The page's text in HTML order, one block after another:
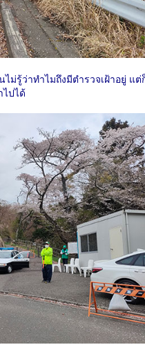
ม่รู้ว่าทำไมถึงมีตำรวจเฝ้าอยู่ แต่
ไปได้